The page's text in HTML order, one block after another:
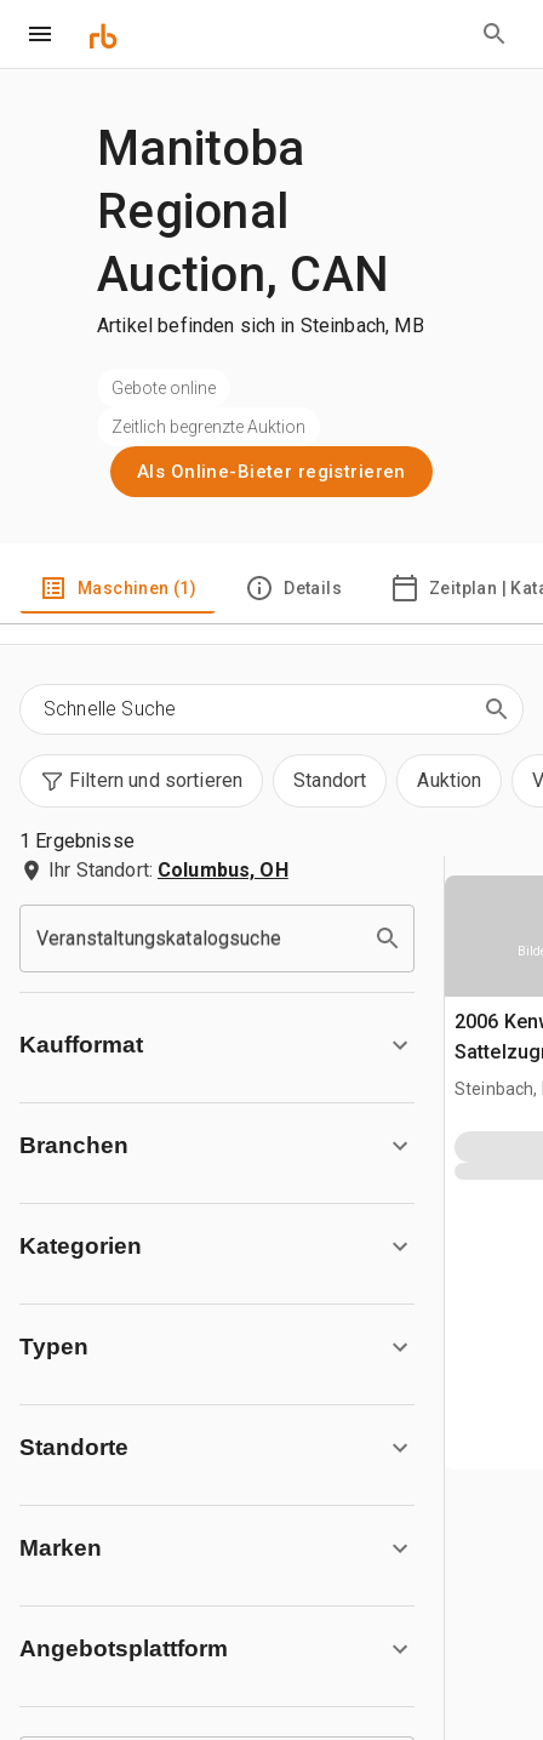
Manitoba
Regional
Auction, CAN
Artikel befinden sich in Steinbach, MB
Gebote online
Zeitlich begrenzte Auktion
Als Online-Bieter registrieren
Maschinen (1) Details Zeitplan |
Filtern und sortieren Standort Auktion
1 Ergebnisse
Ihr Standort: Columbus, OH
Veranstaltungskatalogsuche
Kaufformat
Branchen
Kategorien
Typen
Standorte
Marken
Angebotsplattform
2006
Steinbach,